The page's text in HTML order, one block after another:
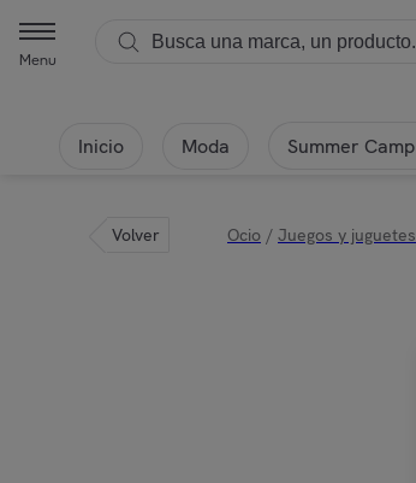
Menu
Inicio Moda Summer Camp
Volver Ocio / Juegos y juguetes